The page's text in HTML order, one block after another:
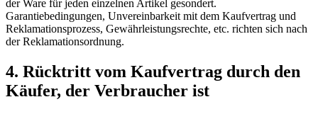
der Ware für jeden einzelnen Artikel gesondert.
Garantiebedingungen, Unvereinbarkeit mit dem Kaufvertrag und
Reklamationsprozess, Gewährleistungsrechte, etc. richten sich nach
der Reklamationsordnung.
4. Rücktritt vom Kaufvertrag durch den
Käufer, der Verbraucher ist